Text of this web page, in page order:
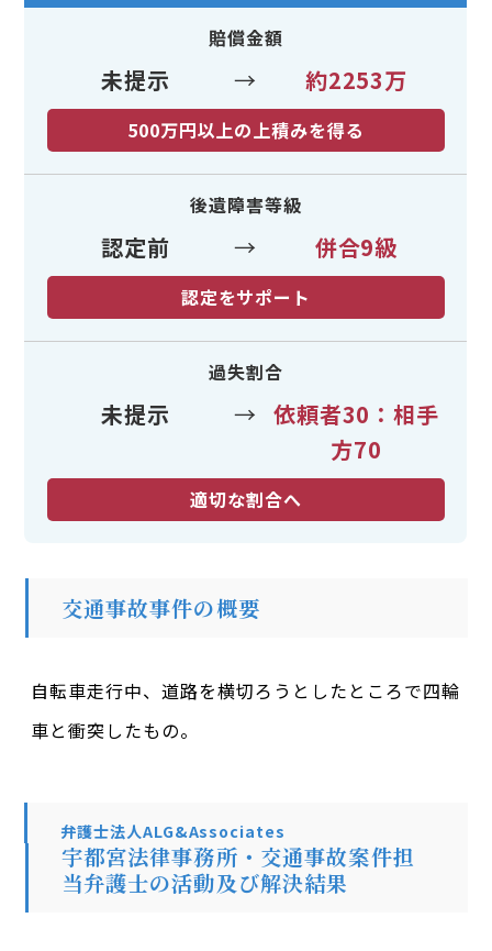
賠償金額
未提示 → 約2253万
500万円以上の上積みを得る
後遺障害等級
認定前 → 併合9級
認定をサポート
過失割合
未提示 → 依頼者30：相手
方70
適切な割合へ
交通事故事件の概要
自転車走行中、道路を横切ろうとしたところで四輪
車と衝突したもの。
弁護士法人ALG&Associates
宇都宮法律事務所・交通事故案件担
当弁護士の活動及び解決結果